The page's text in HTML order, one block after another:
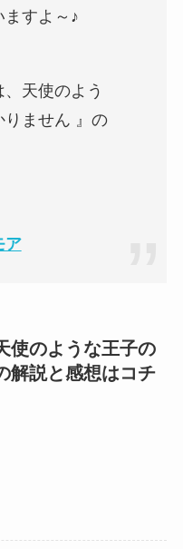
すよ～♪
、天使のよう
りません 』の
ア
使のような王子の
解説と感想はコチ